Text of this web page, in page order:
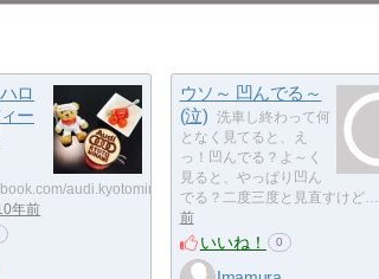
ロ
ー
audi.kyotominami/
年前
ウソ～ 凹んでる～
(泣)
洗車し終わって何
となく見てると、え
っ！凹んでる？よ～く
見ると、やっぱり凹ん
でる？二度三度と見直すけど…
前
いいね！ 0